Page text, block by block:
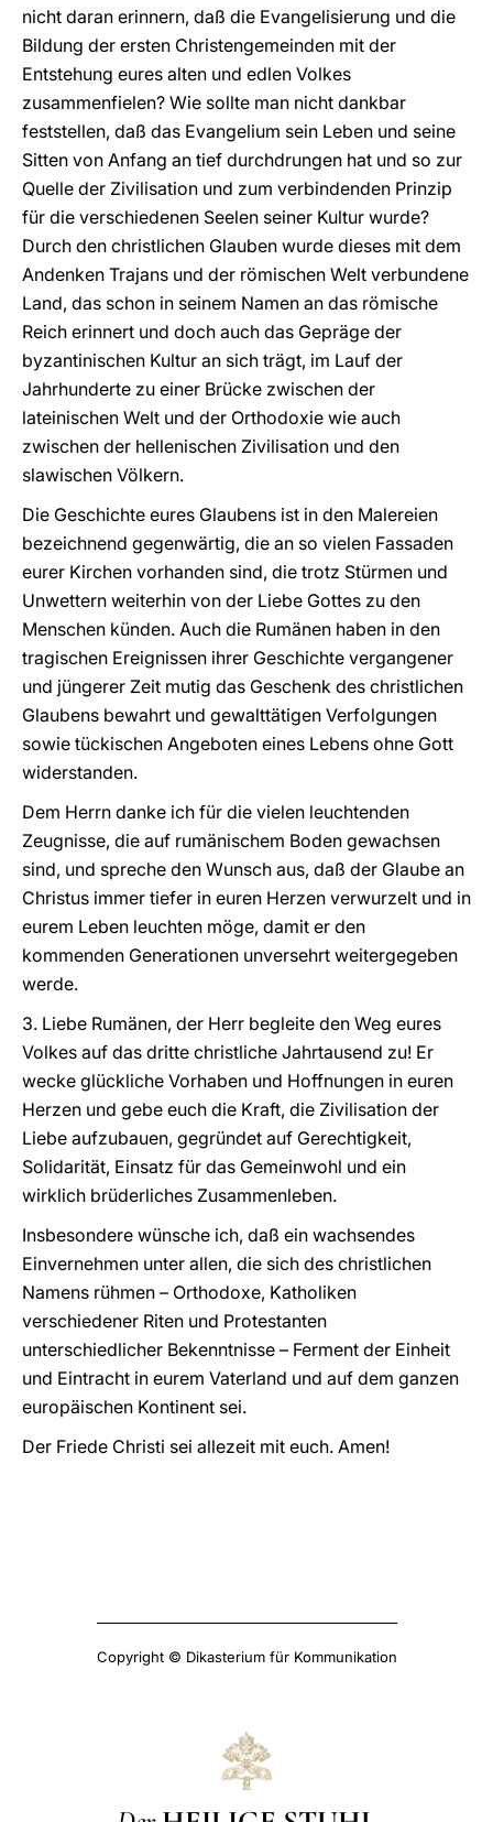
nicht daran erinnern, daß die Evangelisierung und die
Bildung der ersten Christengemeinden mit der
Entstehung eures alten und edlen Volkes
zusammenfielen? Wie sollte man nicht dankbar
feststellen, daß das Evangelium sein Leben und seine
Sitten von Anfang an tief durchdrungen hat und so zur
Quelle der Zivilisation und zum verbindenden Prinzip
für die verschiedenen Seelen seiner Kultur wurde?
Durch den christlichen Glauben wurde dieses mit dem
Andenken Trajans und der römischen Welt verbundene
Land, das schon in seinem Namen an das römische
Reich erinnert und doch auch das Gepräge der
byzantinischen Kultur an sich trägt, im Lauf der
Jahrhunderte zu einer Brücke zwischen der
lateinischen Welt und der Orthodoxie wie auch
zwischen der hellenischen Zivilisation und den
slawischen Völkern.
Die Geschichte eures Glaubens ist in den Malereien
bezeichnend gegenwärtig, die an so vielen Fassaden
eurer Kirchen vorhanden sind, die trotz Stürmen und
Unwettern weiterhin von der Liebe Gottes zu den
Menschen künden. Auch die Rumänen haben in den
tragischen Ereignissen ihrer Geschichte vergangener
und jüngerer Zeit mutig das Geschenk des christlichen
Glaubens bewahrt und gewalttätigen Verfolgungen
sowie tückischen Angeboten eines Lebens ohne Gott
widerstanden.
Dem Herrn danke ich für die vielen leuchtenden
Zeugnisse, die auf rumänischem Boden gewachsen
sind, und spreche den Wunsch aus, daß der Glaube an
Christus immer tiefer in euren Herzen verwurzelt und in
eurem Leben leuchten möge, damit er den
kommenden Generationen unversehrt weitergegeben
werde.
3. Liebe Rumänen, der Herr begleite den Weg eures
Volkes auf das dritte christliche Jahrtausend zu! Er
wecke glückliche Vorhaben und Hoffnungen in euren
Herzen und gebe euch die Kraft, die Zivilisation der
Liebe aufzubauen, gegründet auf Gerechtigkeit,
Solidarität, Einsatz für das Gemeinwohl und ein
wirklich brüderliches Zusammenleben.
Insbesondere wünsche ich, daß ein wachsendes
Einvernehmen unter allen, die sich des christlichen
Namens rühmen – Orthodoxe, Katholiken
verschiedener Riten und Protestanten
unterschiedlicher Bekenntnisse – Ferment der Einheit
und Eintracht in eurem Vaterland und auf dem ganzen
europäischen Kontinent sei.
Der Friede Christi sei allezeit mit euch. Amen!
Copyright © Dikasterium für Kommunikation